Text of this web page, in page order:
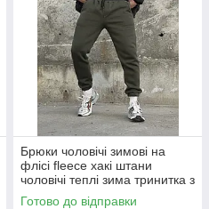
Брюки чоловічі зимові на
флісі fleece хакі штани
чоловічі теплі зима тринитка з
начосом олива
Готово до відправки